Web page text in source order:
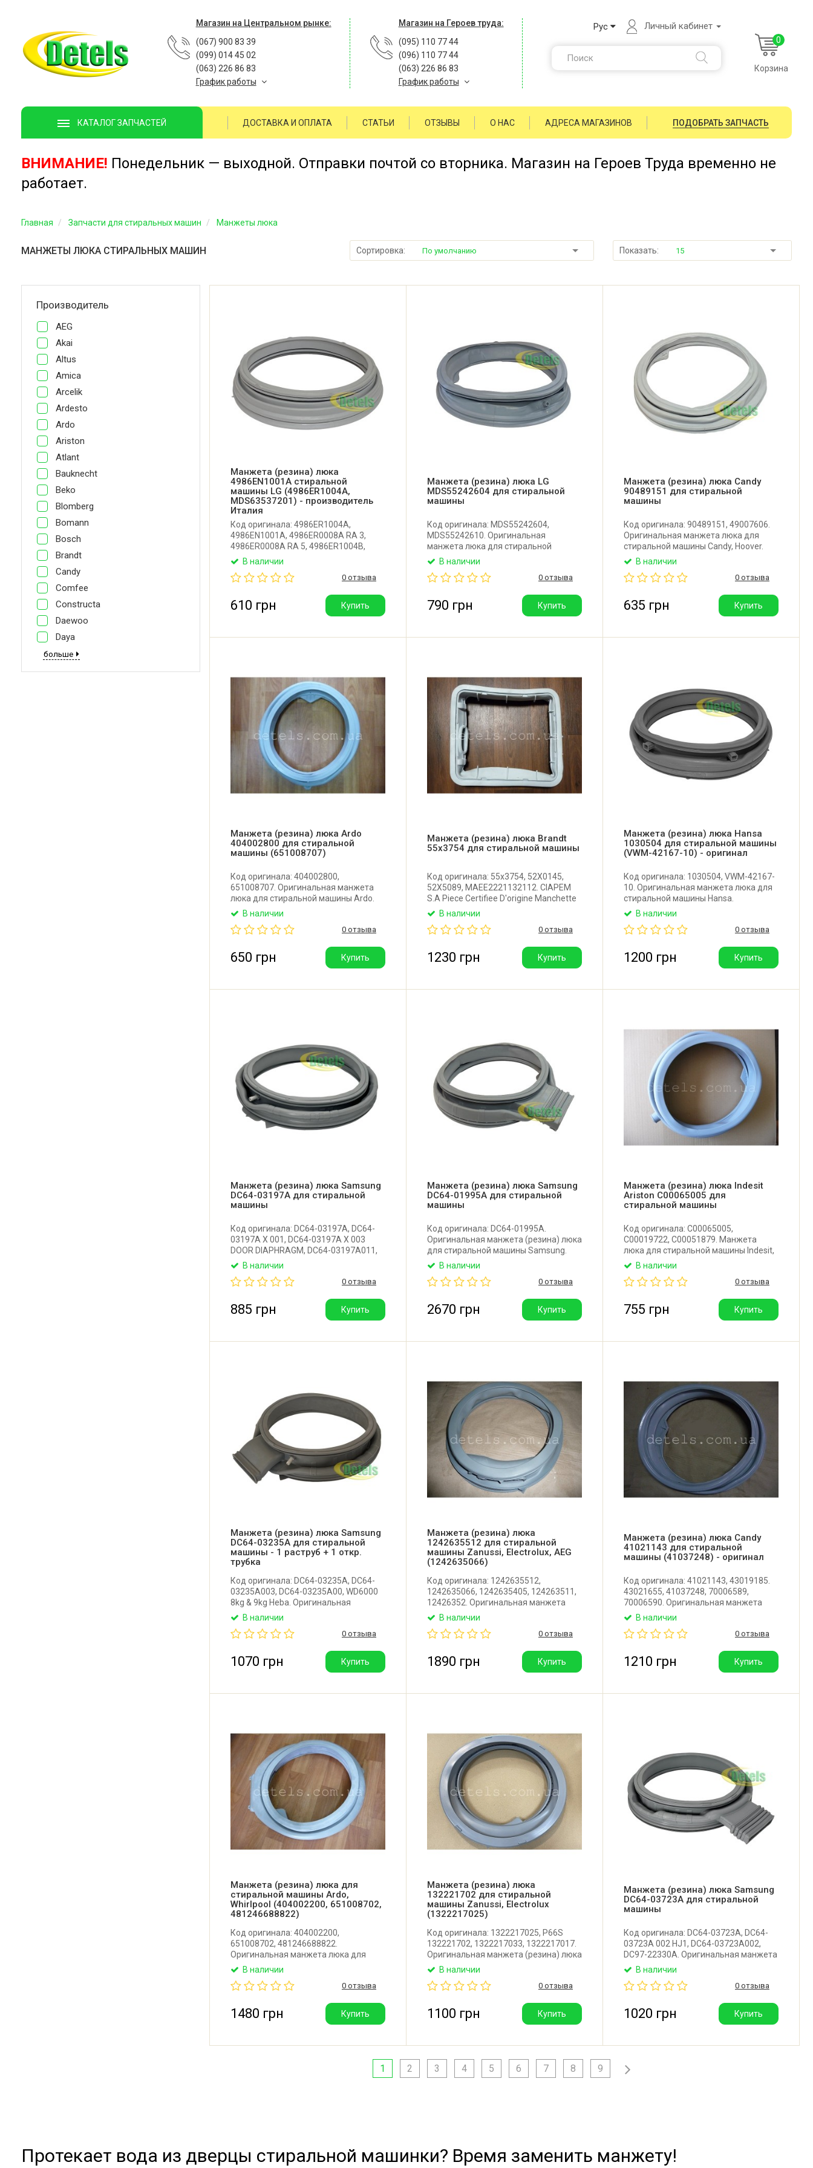
Магазин на Центральном рынке:
(067) 900 83 39
(099) 014 45 02
(063) 226 86 83
График работы
Магазин на Героев труда:
(095) 110 77 44
(096) 110 77 44
(063) 226 86 83
График работы
Рус Личный кабинет
0
Корзина
КАТАЛОГ ЗАПЧАСТЕЙ ДОСТАВКА И ОПЛАТА СТАТЬИ ОТЗЫВЫ О НАС АДРЕСА МАГАЗИНОВ ПОДОБРАТЬ ЗАПЧАСТЬ
ВНИМАНИЕ! Понедельник — выходной. Отправки почтой со вторника. Магазин на Героев Труда временно не
работает.
Главная Запчасти для стиральных машин Манжеты люка
МАНЖЕТЫ ЛЮКА СТИРАЛЬНЫХ МАШИН Сортировка: По умолчанию Показать: 15
Производитель
AEG
Akai
Altus
Amica
Arcelik
Ardesto
Ardo
Ariston
Atlant
Bauknecht
Beko
Blomberg
Bomann
Bosch
Brandt
Candy
Comfee
Constructa
Daewoo
Daya
больше
Манжета (резина) люка
4986EN1001A стиральной
машины LG (4986ER1004A,
MDS63537201) - производитель
Италия
Код оригинала: 4986ER1004A,
4986EN1001A, 4986ER0008A RA 3,
4986ER0008A RA 5, 4986ER1004B,
MDS63537201. Высококачественная
манжета люка для стиральной
машины LG. Производитель: Италия.
В наличии
0 отзыва
610 грн Купить
Манжета (резина) люка LG
MDS55242604 для стиральной
машины
Код оригинала: MDS55242604,
MDS55242610. Оригинальная
манжета люка для стиральной
машины LG. Две верхние трубки —
глухие, одна нижняя — открыта.
В наличии
0 отзыва
790 грн Купить
Манжета (резина) люка Candy
90489151 для стиральной
машины
Код оригинала: 90489151, 49007606.
Оригинальная манжета люка для
стиральной машины Candy, Hoover.
Производитель: Италия.
В наличии
0 отзыва
635 грн Купить
Манжета (резина) люка Ardo
404002800 для стиральной
машины (651008707)
Код оригинала: 404002800,
651008707. Оригинальная манжета
люка для стиральной машины Ardo.
Производитель: Brumen (Италия).
В наличии
0 отзыва
650 грн Купить
Манжета (резина) люка Brandt
55x3754 для стиральной машины
Код оригинала: 55x3754, 52X0145,
52X5089, MAEE2221132112. CIAPEM
S.A Piece Certifiee D'origine Manchette
Moule N12. <EPDM>, CK G3511.
Оригинальная манжета люка для
стиральной машины Brandt.
В наличии
0 отзыва
1230 грн Купить
Манжета (резина) люка Hansa
1030504 для стиральной машины
(VWM-42167-10) - оригинал
Код оригинала: 1030504, VWM-42167-
10. Оригинальная манжета люка для
стиральной машины Hansa.
В наличии
0 отзыва
1200 грн Купить
Манжета (резина) люка Samsung
DC64-03197A для стиральной
машины
Код оригинала: DC64-03197A, DC64-
03197A X 001, DC64-03197A X 003
DOOR DIAPHRAGM, DC64-03197A011,
DC64-03197A016, WW6000J-PJT,
WW6600K-PJT, WW6600R-PJT, DC97-
18852A. Высококачественная
машины Samsung. Производитель:
Италия.
В наличии
0 отзыва
885 грн Купить
Манжета (резина) люка Samsung
DC64-01995A для стиральной
машины
Код оригинала: DC64-01995A.
Оригинальная манжета (резина) люка
для стиральной машины Samsung.
В наличии
0 отзыва
2670 грн Купить
Манжета (резина) люка Indesit
Ariston C00065005 для
стиральной машины
Код оригинала: C00065005,
C00019722, C00051879. Манжета
люка для стиральной машины Indesit,
Ariston, Whirlpool. Производитель:
Италия.
В наличии
0 отзыва
755 грн Купить
Манжета (резина) люка Samsung
DC64-03235A для стиральной
машины - 1 раструб + 1 откр.
трубка
Код оригинала: DC64-03235A, DC64-
03235A003, DC64-03235A00, WD6000
8kg & 9kg Heba. Оригинальная
манжета люка для стиральной
машины Samsung с сушкой.
Количество отводов: 1 раструб сушки,
отверстия.
В наличии
0 отзыва
1070 грн Купить
Манжета (резина) люка
1242635512 для стиральной
машины Zanussi, Electrolux, AEG
(1242635066)
Код оригинала: 1242635512,
1242635066, 1242635405, 124263511,
12426352. Оригинальная манжета
люка для стиральной машины с
сушкой Zanussi, Electrolux, AEG.
Производитель: Италия.
В наличии
0 отзыва
1890 грн Купить
Манжета (резина) люка Candy
41021143 для стиральной
машины (41037248) - оригинал
Код оригинала: 41021143, 43019185.
43021655, 41037248, 70006589,
70006590. Оригинальная манжета
люка для стиральной машины Candy,
Hoover. Производитель: Италия.
Поставляется в фирменной упаковке
В наличии
0 отзыва
1210 грн Купить
Манжета (резина) люка для
стиральной машины Ardo,
Whirlpool (404002200, 651008702,
481246688822)
Код оригинала: 404002200,
651008702, 481246688822.
Оригинальная манжета люка для
стиральной машины Ardo, Whirlpool.
Производитель: Brumen (Италия).
В наличии
0 отзыва
1480 грн Купить
Манжета (резина) люка
132221702 для стиральной
машины Zanussi, Electrolux
(1322217025)
Код оригинала: 1322217025, P66S
132221702, 1322217033, 1322217017.
Оригинальная манжета (резина) люка
для стиральной машины Zanussi,
Electrolux, Privileg. Производитель:
Италия.
В наличии
0 отзыва
1100 грн Купить
Манжета (резина) люка Samsung
DC64-03723A для стиральной
машины
Код оригинала: DC64-03723A, DC64-
03723A 002 HJ1, DC64-03723A002,
DC97-22330A. Оригинальная манжета
люка для стиральной машины
Samsung.
В наличии
0 отзыва
1020 грн Купить
1 2 3 4 5 6 7 8 9
Протекает вода из дверцы стиральной машинки? Время заменить манжету!